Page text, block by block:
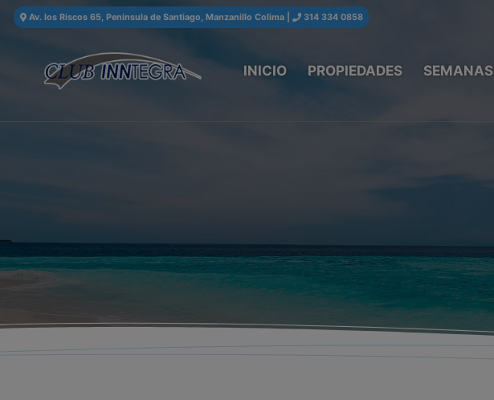
Av. los Riscos 65, Peninsula de Santiago, Manzanillo Colima | 314 334 0858
INICIO PROPIEDADES SEMANAS